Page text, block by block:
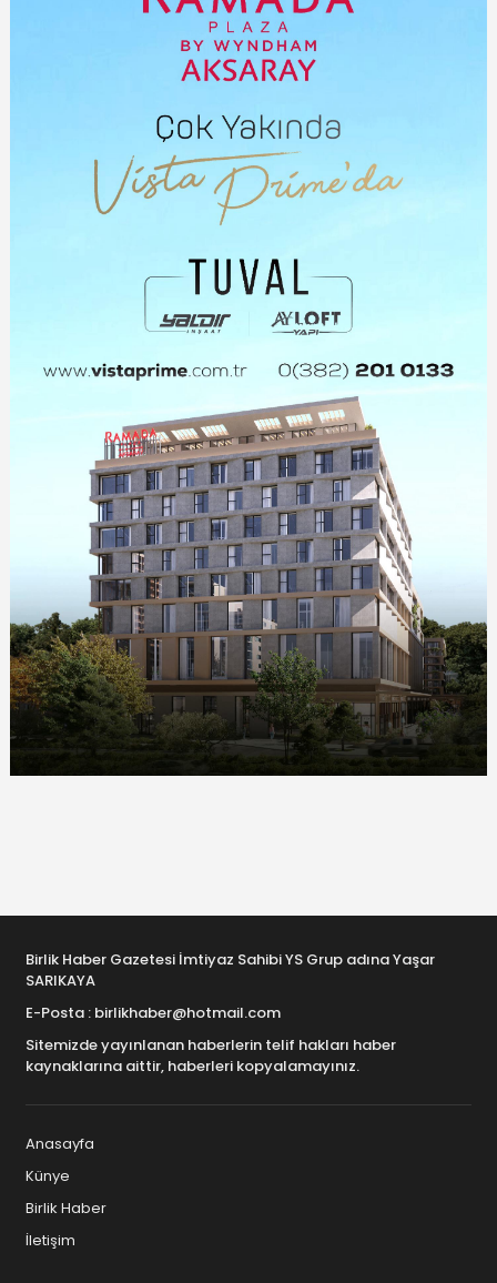
Birlik Haber Gazetesi İmtiyaz Sahibi YS Grup adına Yaşar
SARIKAYA
E-Posta : birlikhaber@hotmail.com
Sitemizde yayınlanan haberlerin telif hakları haber
kaynaklarına aittir, haberleri kopyalamayınız.
Anasayfa
Künye
Birlik Haber
İletişim